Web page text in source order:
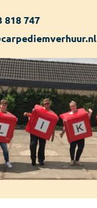
818 747